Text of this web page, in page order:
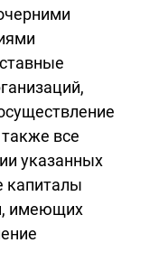
все
указанных
капиталы
имеющих